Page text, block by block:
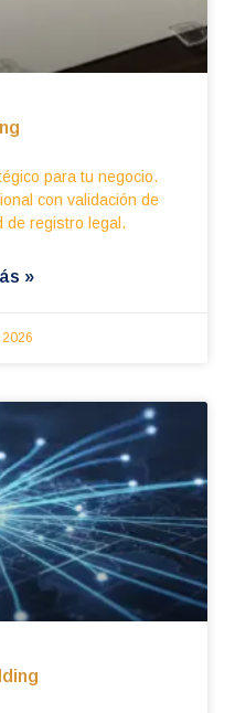
para tu negocio.
con validación de
de registro legal.
»